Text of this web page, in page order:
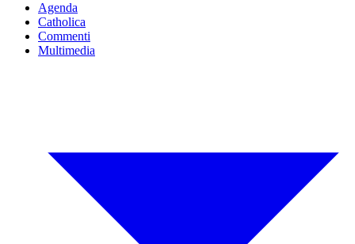
Agenda
Catholica
Commenti
Multimedia